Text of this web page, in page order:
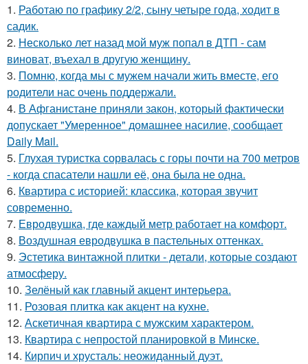
1. Работаю по графику 2/2, сыну четыре года, ходит в
садик.
2. Несколько лет назад мой муж попал в ДТП - сам
виноват, въехал в другую женщину.
3. Помню, когда мы с мужем начали жить вместе, его
родители нас очень поддержали.
4. В Афганистане приняли закон, который фактически
допускает "Умеренное" домашнее насилие, сообщает
Daily Mail.
5. Глухая туристка сорвалась с горы почти на 700 метров
- когда спасатели нашли её, она была не одна.
6. Квартира с историей: классика, которая звучит
современно.
7. Евродвушка, где каждый метр работает на комфорт.
8. Воздушная евродвушка в пастельных оттенках.
9. Эстетика винтажной плитки - детали, которые создают
атмосферу.
10. Зелёный как главный акцент интерьера.
11. Розовая плитка как акцент на кухне.
12. Аскетичная квартира с мужским характером.
13. Квартира с непростой планировкой в Минске.
14. Кирпич и хрусталь: неожиданный дуэт.